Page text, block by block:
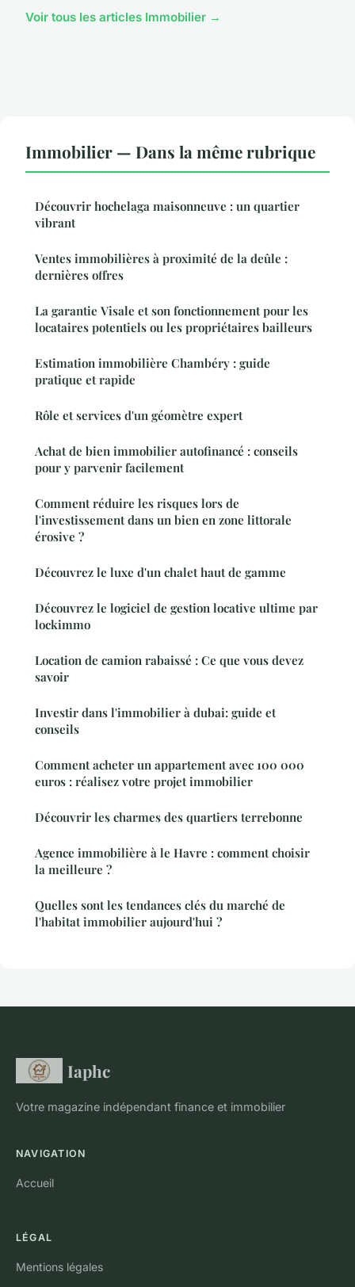
Voir tous les articles Immobilier →
Immobilier — Dans la même rubrique
Découvrir hochelaga maisonneuve : un quartier
vibrant
Ventes immobilières à proximité de la deûle :
dernières offres
La garantie Visale et son fonctionnement pour les
locataires potentiels ou les propriétaires bailleurs
Estimation immobilière Chambéry : guide
pratique et rapide
Rôle et services d'un géomètre expert
Achat de bien immobilier autofinancé : conseils
pour y parvenir facilement
Comment réduire les risques lors de
l'investissement dans un bien en zone littorale
érosive ?
Découvrez le luxe d'un chalet haut de gamme
Découvrez le logiciel de gestion locative ultime par
lockimmo
Location de camion rabaissé : Ce que vous devez
savoir
Investir dans l'immobilier à dubai: guide et
conseils
Comment acheter un appartement avec 100 000
euros : réalisez votre projet immobilier
Découvrir les charmes des quartiers terrebonne
Agence immobilière à le Havre : comment choisir
la meilleure ?
Quelles sont les tendances clés du marché de
l'habitat immobilier aujourd'hui ?
Iaphc
Votre magazine indépendant finance et immobilier
NAVIGATION
Accueil
LÉGAL
Mentions légales